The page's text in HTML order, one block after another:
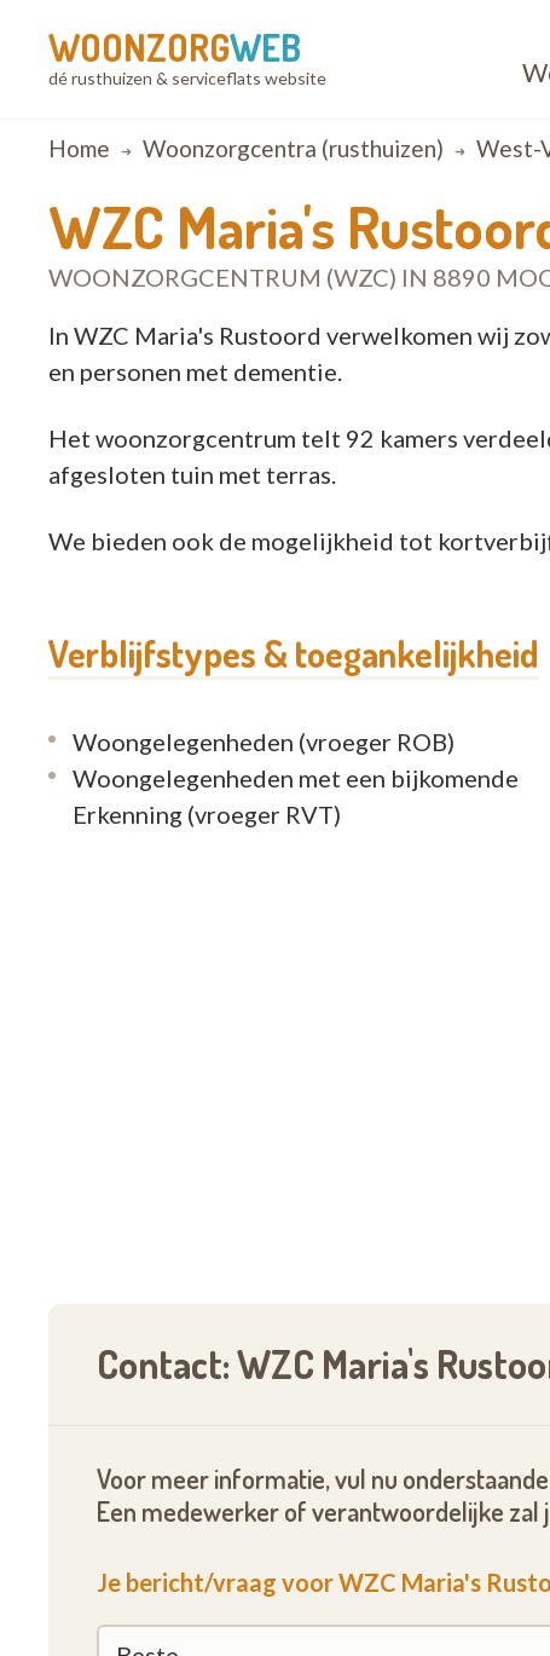
WOONZORGWEB
dé rusthuizen & serviceflats website
Breadcrumb
Home Woonzorgcentra (rusthuizen) West-
WZC Maria's
WOONZORGCENTRUM (WZC) IN 8890
In WZC Maria's Rustoord verwelkomen wij
en personen met dementie.
Het woonzorgcentrum telt 92 kamers
afgesloten tuin met terras.
We bieden ook de mogelijkheid tot
Verblijfstypes & toegankelijkheid
Woongelegenheden (vroeger ROB)
Woongelegenheden met een bijkomende
Erkenning (vroeger RVT)
Contact: WZC Maria's
Voor meer informatie, vul nu
Een medewerker of verantwoordelijke zal
Je bericht/vraag voor WZC Maria's